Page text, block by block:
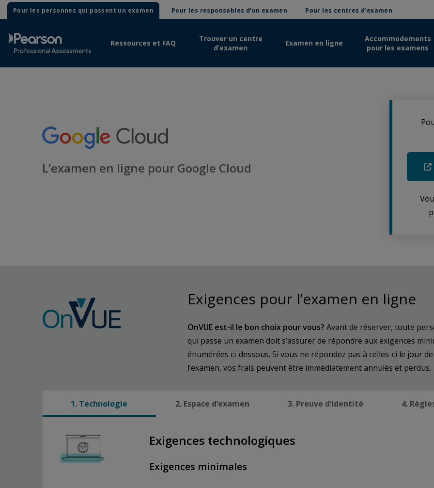
Pour les personnes qui passent un examen Pour les responsables d’un examen Pour les centres d’examen
Ressources et FAQ
Trouver un centre
d’examen
Examen en ligne
Accommodements
pour les examens
L’examen en ligne pour Google Cloud
Exigences pour l’examen en ligne
OnVUE est-il le bon choix pour vous? Avant de réserver, toute
qui passe un examen doit s’assurer de répondre aux exigences
énumérées ci-dessous. Si vous ne répondez pas à celles-ci le jour de
l’examen, vos frais peuvent être immédiatement annulés et perdus.
1. Technologie 2. Espace d’examen 3. Preuve d’identité 4.
Exigences technologiques
Exigences minimales